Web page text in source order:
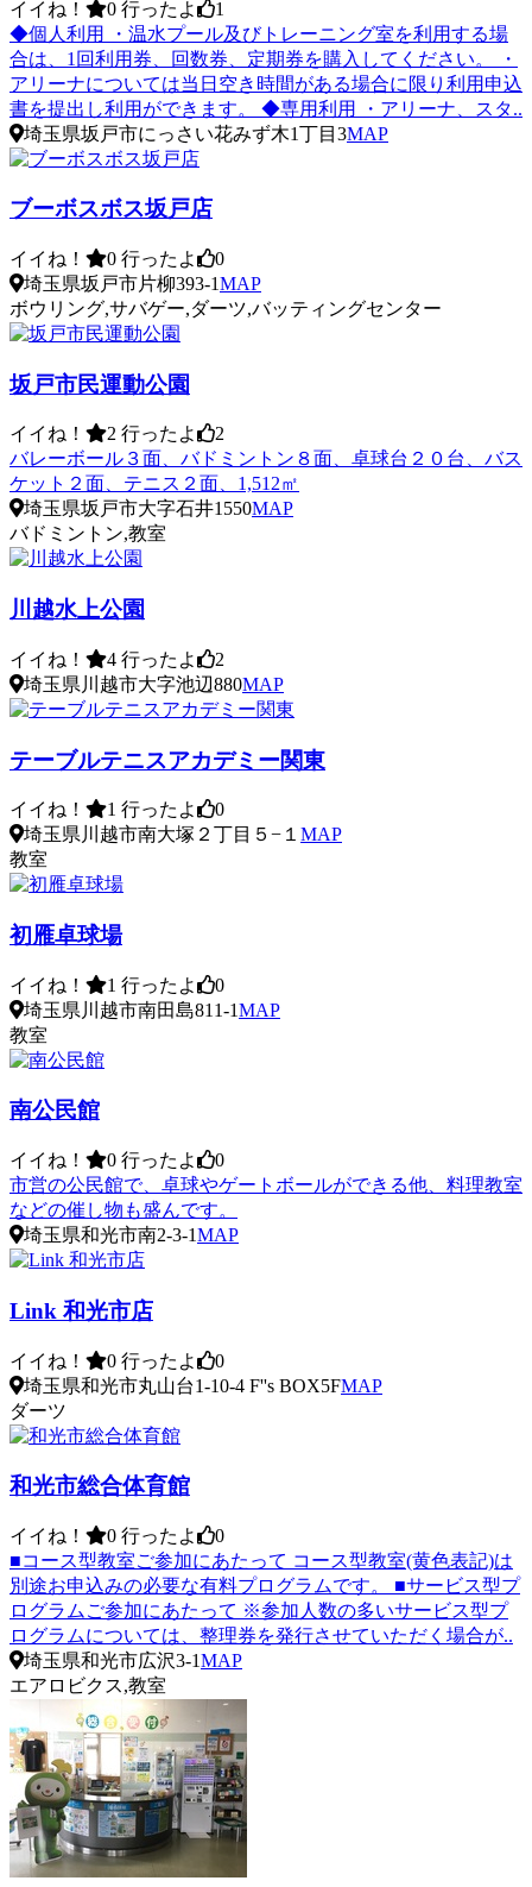
イイね！ 0 行ったよ
1
◆個人利用 ・温水プール及びトレーニング室を利用する場
合は、1回利用券、回数券、定期券を購入してください。 ・
アリーナについては当日空き時間がある場合に限り利用申込
書を提出し利用ができます。 ◆専用利用 ・アリーナ、スタ..
埼玉県坂戸市にっさい花みず木1丁目3MAP
ブーボスボス坂戸店
イイね！ 0 行ったよ
0
埼玉県坂戸市片柳393-1MAP
ボウリング,サバゲー,ダーツ,バッティングセンター
坂戸市民運動公園
イイね！ 2 行ったよ
2
バレーボール３面、バドミントン８面、卓球台２０台、バス
ケット２面、テニス２面、1,512㎡
埼玉県坂戸市大字石井1550MAP
バドミントン,教室
川越水上公園
イイね！ 4 行ったよ
2
埼玉県川越市大字池辺880MAP
テーブルテニスアカデミー関東
イイね！ 1 行ったよ
0
埼玉県川越市南大塚２丁目５−１ MAP
教室
初雁卓球場
イイね！ 1 行ったよ
0
埼玉県川越市南田島811-1MAP
教室
南公民館
イイね！ 0 行ったよ
0
市営の公民館で、卓球やゲートボールができる他、料理教室
などの催し物も盛んです。
埼玉県和光市南2-3-1MAP
Link 和光市店
イイね！ 0 行ったよ
0
埼玉県和光市丸山台1-10-4 F''s BOX5FMAP
ダーツ
和光市総合体育館
イイね！ 0 行ったよ
0
■コース型教室ご参加にあたって コース型教室(黄色表記)は
別途お申込みの必要な有料プログラムです。 ■サービス型プ
ログラムご参加にあたって ※参加人数の多いサービス型プ
ログラムについては、整理券を発行させていただく場合が..
埼玉県和光市広沢3-1MAP
エアロビクス,教室